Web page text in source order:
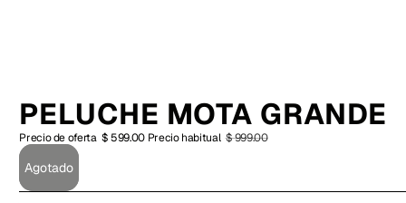
PELUCHE MOTA GRANDE
Precio de oferta $ 599.00 Precio habitual $ 999.00
Agotado